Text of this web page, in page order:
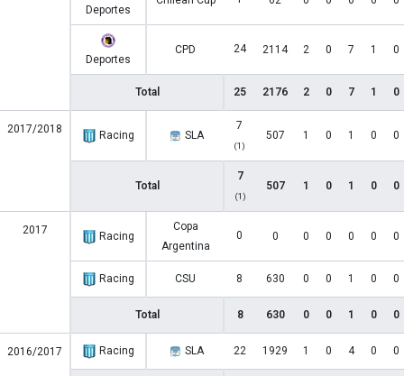
Deportes
Deportes
CPD 24 2114 2 0 7 1 0
Total 25 2176 2 0 7 1 0
2017/2018 Racing SLA
7
(1)
507 1 0 1 0 0
Total
7
(1)
507 1 0 1 0 0
2017 Racing
Copa
Argentina
0 0 0 0 0 0 0
Racing CSU 8 630 0 0 1 0 0
Total 8 630 0 0 1 0 0
2016/2017 Racing SLA 22 1929 1 0 4 0 0